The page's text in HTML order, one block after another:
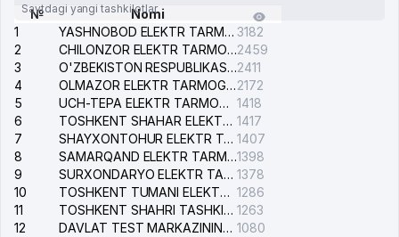
Saytdagi yangi tashkilotlar
№
Nomi
1
YASHNOBOD ELEKTR TARMOG'I NOSOZLIKLARI XIZMATI 3182
2
CHILONZOR ELEKTR TARMOG'I NOSOZLIK XIZMATI2459
3
O'ZBEKISTON RESPUBLIKASI BOSH PROKURATURASI ISHONCH TELEFONI2411
4
OLMAZOR ELEKTR TARMOG'I NOSOZLIKLARI XIZMATI2172
5
UCH-TEPA ELEKTR TARMOG'I NOSOZLIKLARI XIZMATI 1418
6
TOSHKENT SHAHAR ELEKTR TARMOQLARI KORXONASI AJ 1417
7
SHAYXONTOHUR ELEKTR TARMOG'I NOSOZLIKLARINI TUZATISH XIZMATI 1407
8
SAMARQAND ELEKTR TARMOQLARI AJ1398
9
SURXONDARYO ELEKTR TARMOQLARI AJ 1378
10
TOSHKENT TUMANI ELEKTR TARMOG'I AVARIYA XIZMATI 1286
11
TOSHKENT SHAHRI TASHKILOT TELEFONLARI HAQIDA MA'LUMOT BYUROSI 1263
12
DAVLAT TEST MARKAZINING ISHONCH TELEFONLARI 1080